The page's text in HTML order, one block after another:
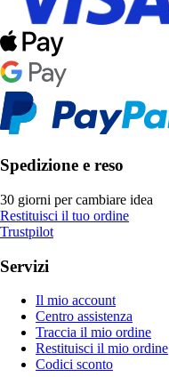
Spedizione e reso
30 giorni per cambiare idea
Restituisci il tuo ordine
Trustpilot
Servizi
Il mio account
Centro assistenza
Traccia il mio ordine
Restituisci il mio ordine
Codici sconto